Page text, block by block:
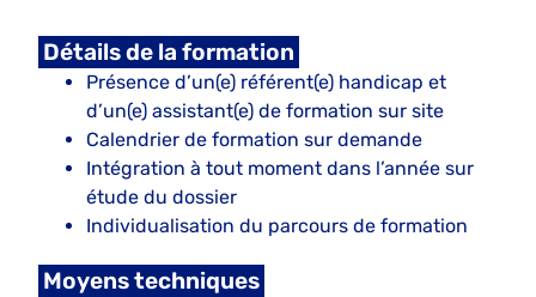
Détails de la formation
Présence d’un(e) référent(e) handicap et
d’un(e) assistant(e) de formation sur site
Calendrier de formation sur demande
Intégration à tout moment dans l’année sur
étude du dossier
Individualisation du parcours de formation
Moyens techniques